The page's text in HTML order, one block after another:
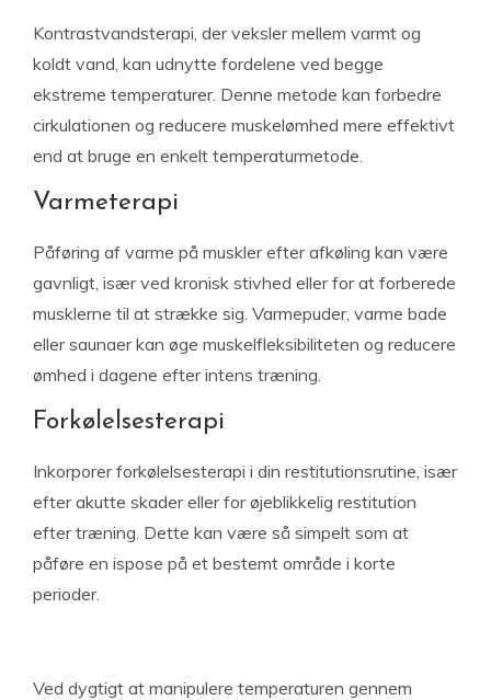
Kontrastvandsterapi, der veksler mellem varmt og
koldt vand, kan udnytte fordelene ved begge
ekstreme temperaturer. Denne metode kan forbedre
cirkulationen og reducere muskelømhed mere effektivt
end at bruge en enkelt temperaturmetode.
Varmeterapi
Påføring af varme på muskler efter afkøling kan være
gavnligt, især ved kronisk stivhed eller for at forberede
musklerne til at strække sig. Varmepuder, varme bade
eller saunaer kan øge muskelfleksibiliteten og reducere
ømhed i dagene efter intens træning.
Forkølelsesterapi
Inkorporer forkølelsesterapi i din restitutionsrutine, især
efter akutte skader eller for øjeblikkelig restitution
efter træning. Dette kan være så simpelt som at
påføre en ispose på et bestemt område i korte
perioder.
Ved dygtigt at manipulere temperaturen gennem